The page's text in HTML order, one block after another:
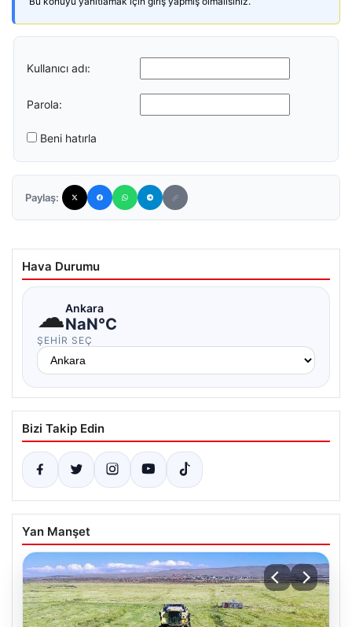
Kullanıcı adı:
Parola:
Beni hatırla
Paylaş:
Hava Durumu
☁Ankara
NaN°C
ŞEHIR SEÇ
Bizi Takip Edin
Yan Manşet